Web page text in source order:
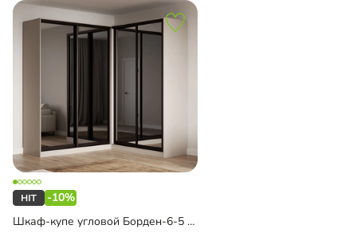
-10%
Шкаф-купе угловой Борден-6-5 2000